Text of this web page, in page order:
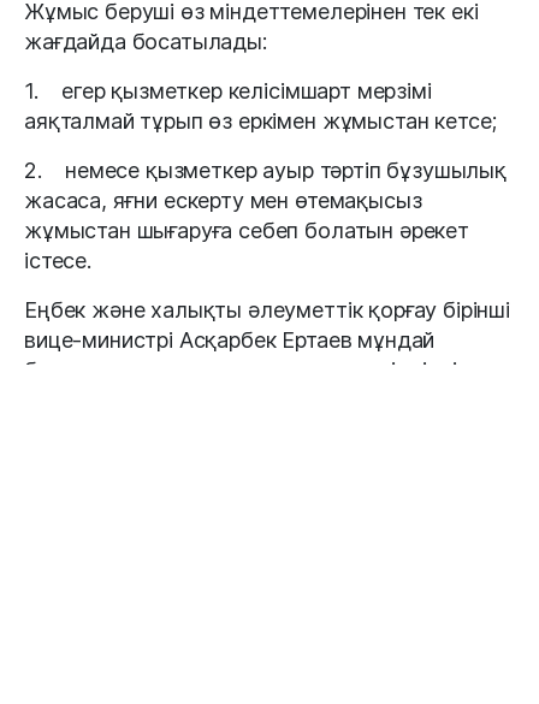
Жұмыс беруші өз міндеттемелерінен тек екі
жағдайда босатылады:
1. егер қызметкер келісімшарт мерзімі
аяқталмай тұрып өз еркімен жұмыстан кетсе;
2. немесе қызметкер ауыр тәртіп бұзушылық
жасаса, яғни ескерту мен өтемақысыз
жұмыстан шығаруға себеп болатын әрекет
істесе.
Еңбек және халықты әлеуметтік қорғау бірінші
вице-министрі Асқарбек Ертаев мұндай
бұзушылықтарға не жататынын түсіндірді.